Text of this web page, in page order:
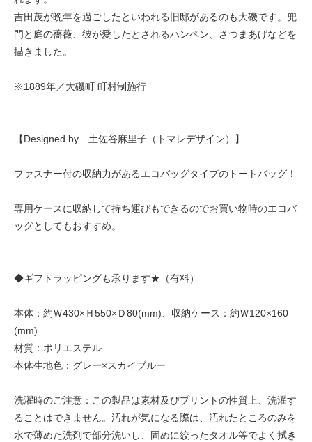
吉田茂が晩年を過ごしたといわれる旧邸があるのも大磯です。兜
門と庭の薔薇、彼が愛したとされるハンペン、さつまあげなどを
描きました。
※1889年／大磯町 町村制施行
【Designed by 土佐谷麻里子（トマレデザイン）】
ファスナー付の収納力があるエコバッグタイプのトートバッグ！
専用ケースに収納して持ち運びもできるのでお買い物時のエコバ
ッグとしてもおすすめ。
◆ギフトラッピングも承ります★（有料）
本体：約Ｗ430×Ｈ550×Ｄ80(mm)、収納ケース：約Ｗ120×160
(mm)
材質：ポリエステル
本体生地色：グレー×スカイブルー
洗濯時のご注意：この製品は素材及びプリントの性質上、洗濯す
ることはできません。汚れが気になる際は、汚れたところのみを
水で薄めた洗剤で部分洗いし、固めに絞ったタオル等でよく拭き